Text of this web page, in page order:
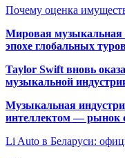
Почему оценка
Мировая музыкальная
эпохе глобальных
Taylor Swift вновь
музыкальной
Музыкальная
интеллектом — рынок
Li Auto в Беларуси: